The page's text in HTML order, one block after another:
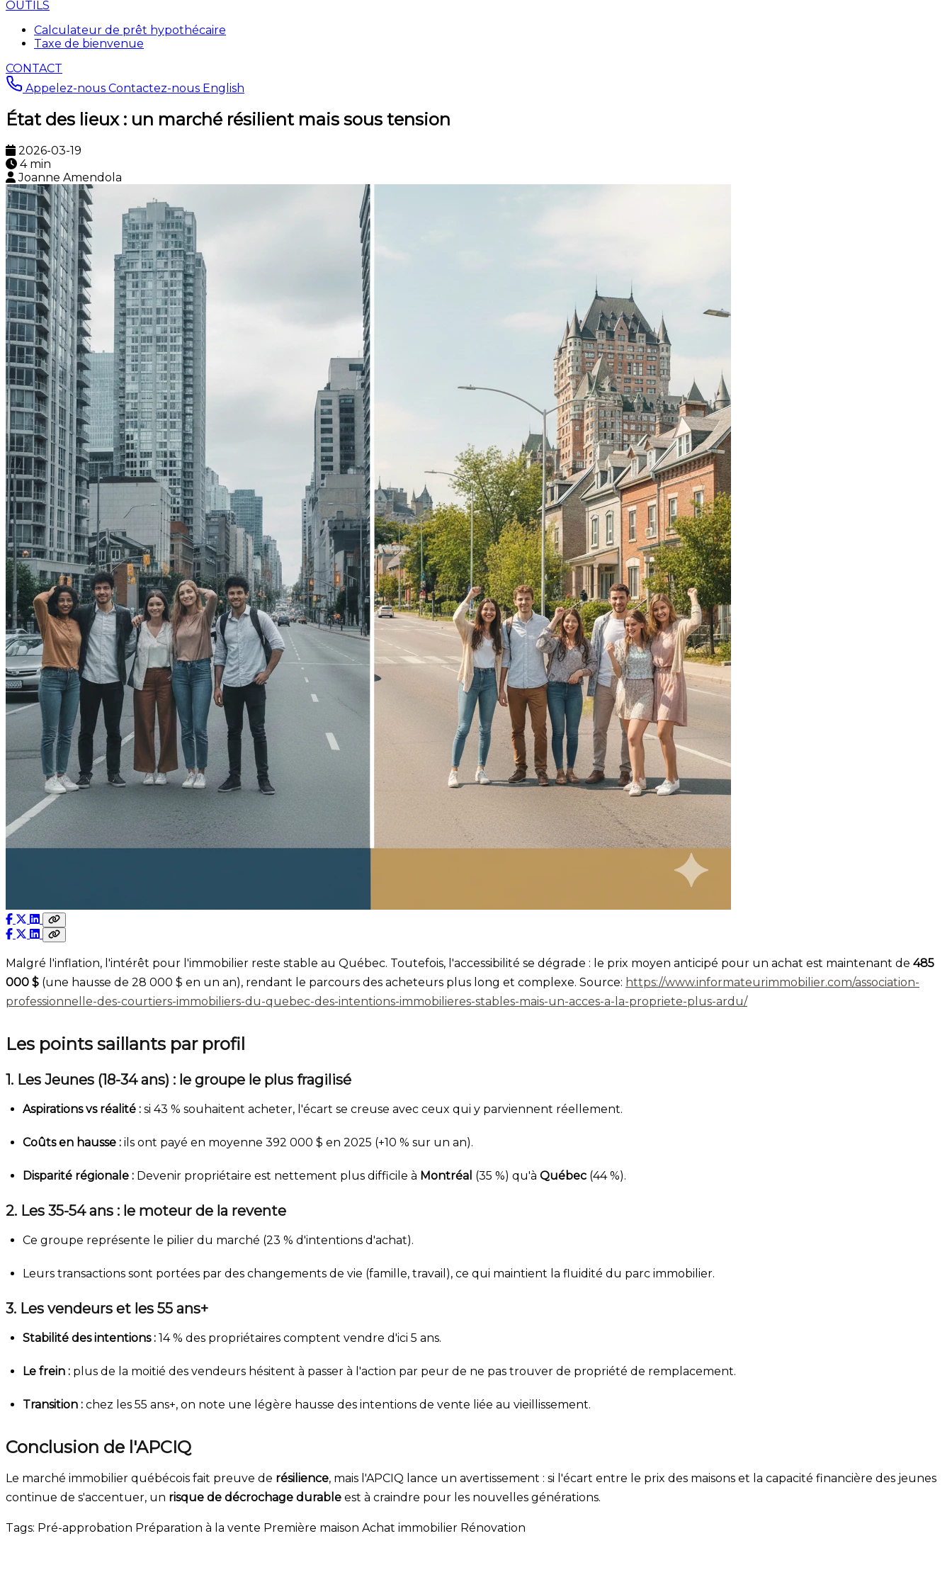
OUTILS
Calculateur de prêt hypothécaire
Taxe de bienvenue
CONTACT
Appelez-nous Contactez-nous English
État des lieux : un marché résilient mais sous tension
2026-03-19
4 min
Joanne Amendola
Malgré l'inflation, l'intérêt pour l'immobilier reste stable au Québec. Toutefois, l'accessibilité se dégrade : le prix moyen anticipé pour un achat est maintenant de 485
000 $ (une hausse de 28 000 $ en un an), rendant le parcours des acheteurs plus long et complexe. Source: https://www.informateurimmobilier.com/association-
professionnelle-des-courtiers-immobiliers-du-quebec-des-intentions-immobilieres-stables-mais-un-acces-a-la-propriete-plus-ardu/
Les points saillants par profil
1. Les Jeunes (18-34 ans) : le groupe le plus fragilisé
Aspirations vs réalité : si 43 % souhaitent acheter, l'écart se creuse avec ceux qui y parviennent réellement.
Coûts en hausse : ils ont payé en moyenne 392 000 $ en 2025 (+10 % sur un an).
Disparité régionale : Devenir propriétaire est nettement plus difficile à Montréal (35 %) qu'à Québec (44 %).
2. Les 35-54 ans : le moteur de la revente
Ce groupe représente le pilier du marché (23 % d'intentions d'achat).
Leurs transactions sont portées par des changements de vie (famille, travail), ce qui maintient la fluidité du parc immobilier.
3. Les vendeurs et les 55 ans+
Stabilité des intentions : 14 % des propriétaires comptent vendre d'ici 5 ans.
Le frein : plus de la moitié des vendeurs hésitent à passer à l'action par peur de ne pas trouver de propriété de remplacement.
Transition : chez les 55 ans+, on note une légère hausse des intentions de vente liée au vieillissement.
Conclusion de l'APCIQ
Le marché immobilier québécois fait preuve de résilience, mais l'APCIQ lance un avertissement : si l'écart entre le prix des maisons et la capacité financière des jeunes
continue de s'accentuer, un risque de décrochage durable est à craindre pour les nouvelles générations.
Tags: Pré-approbation Préparation à la vente Première maison Achat immobilier Rénovation